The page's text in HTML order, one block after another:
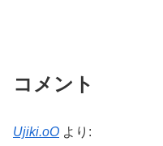
コメント
Ujiki.oO より: